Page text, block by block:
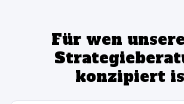
Für wen
konzipiert